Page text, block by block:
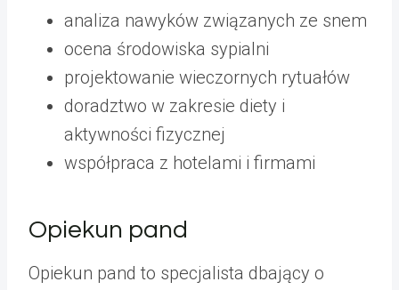
analiza nawyków związanych ze snem
ocena środowiska sypialni
projektowanie wieczornych rytuałów
doradztwo w zakresie diety i
aktywności fizycznej
współpraca z hotelami i firmami
Opiekun pand
Opiekun pand to specjalista dbający o